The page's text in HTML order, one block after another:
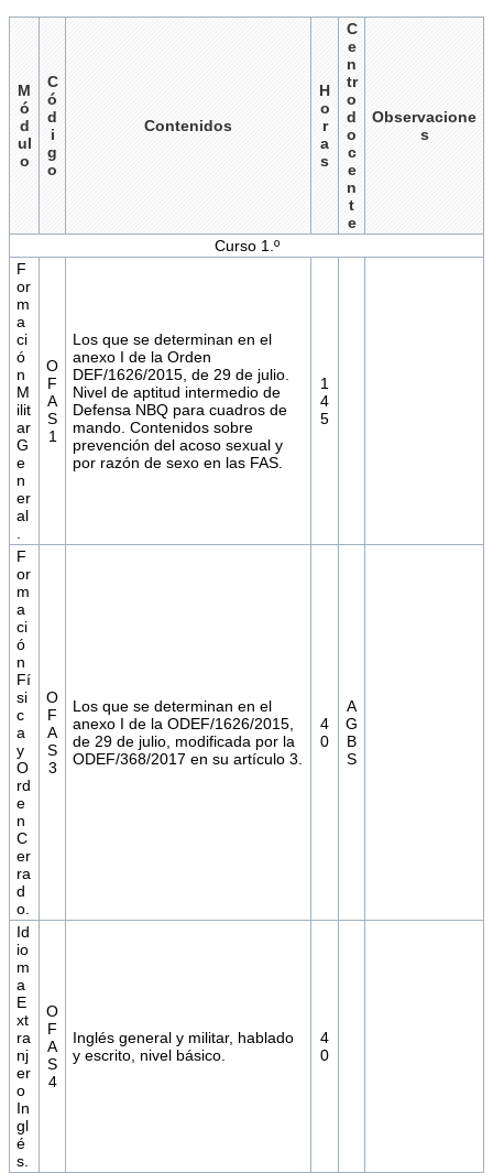
M
ó
d
ul
o
C
ó
d
i
g
o
Contenidos
H
o
r
a
s
C
e
n
tr
o
d
o
c
e
n
t
e
Observacione
s
Curso 1.º
F
or
m
a
ci
ó
n
M
ilit
ar
G
e
n
er
al
O
F
A
S
1
Los que se determinan en el
anexo I de la Orden
DEF/1626/2015, de 29 de julio.
Nivel de aptitud intermedio de
Defensa NBQ para cuadros de
mando. Contenidos sobre
prevención del acoso sexual y
por razón de sexo en las FAS.
1
4
5
F
or
m
a
ci
ó
n
Fí
si
c
a
y
O
rd
e
n
C
er
ra
d
o.
O
F
A
S
3
Los que se determinan en el
anexo I de la ODEF/1626/2015,
de 29 de julio, modificada por la
ODEF/368/2017 en su artículo 3.
4
0
A
G
B
S
Id
io
m
a
E
xt
ra
nj
er
o
In
gl
é
s.
O
F
A
S
4
Inglés general y militar, hablado
y escrito, nivel básico.
4
0